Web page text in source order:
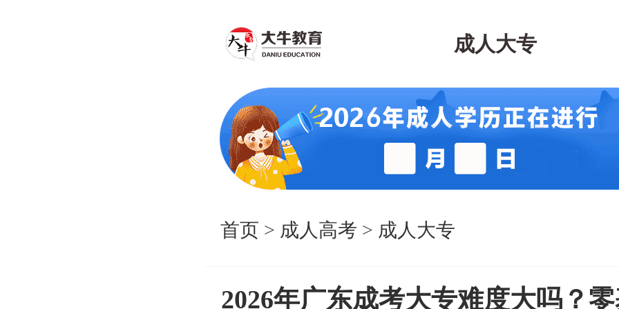
成人大专
首页 > 成人高考 > 成人大专
2026年广东成考大专难度大吗？